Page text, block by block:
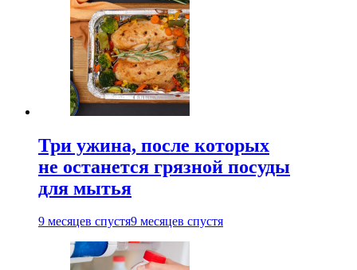
Три ужина, после которых
не останется грязной посуды
для мытья
9 месяцев спустя9 месяцев спустя